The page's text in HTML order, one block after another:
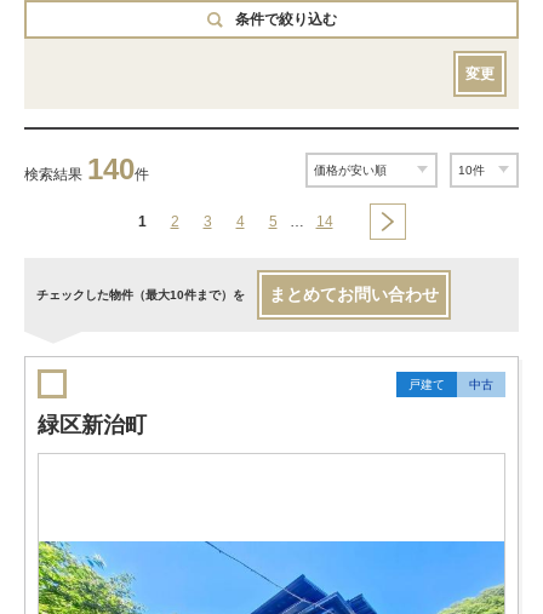
条件で絞り込む
変更
検索結果 140件
1 2 3 4 5 … 14
チェックした物件（最大10件まで）を まとめてお問い合わせ
戸建て 中古
緑区新治町